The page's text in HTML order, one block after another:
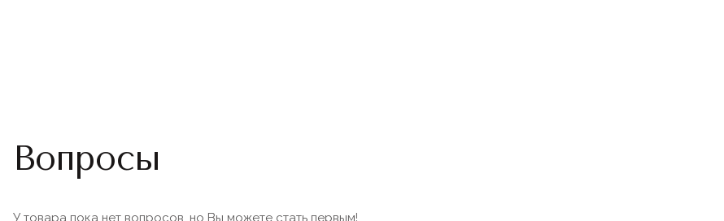
Вопросы
У товара пока нет вопросов, но Вы можете стать первым!